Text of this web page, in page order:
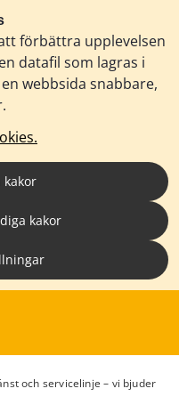
förbättra upplevelsen
datafil som lagras i
webbsida snabbare,
kakor
kakor
och servicelinje – vi bjuder